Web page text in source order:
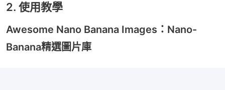
2. 使用教學
Awesome Nano Banana Images：Nano-
Banana精選圖片庫